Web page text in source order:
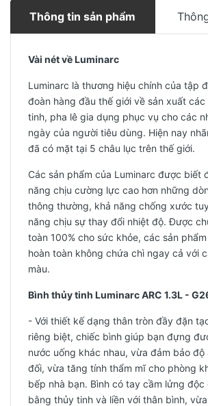
Thông tin sản phẩm
Vài nét về Luminarc
Luminarc là thương hiệu chính của tập
đoàn hàng đầu thế giới về sản xuất
tinh, pha lê gia dụng phục vụ cho các
ngày của người tiêu dùng. Hiện nay
đã có mặt tại 5 châu lục trên thế giới.
Các sản phẩm của Luminarc được biết
năng chịu cường lực cao hơn những
thông thường, khả năng chống xước
năng chịu sự thay đổi nhiệt độ. Được
toàn 100% cho sức khỏe, các sản
hoàn toàn không chứa chì ngay cả với
màu.
Bình thủy tinh Luminarc ARC 1.3L -
- Với thiết kế dạng thân tròn đầy đặn
riêng biệt, chiếc bình giúp bạn đựng
nước uống khác nhau, vừa đảm bảo
đối, vừa tăng tính thẩm mĩ cho phòng
bếp nhà bạn. Bình có tay cầm lửng độc
bằng thủy tinh và liền với thân bình,